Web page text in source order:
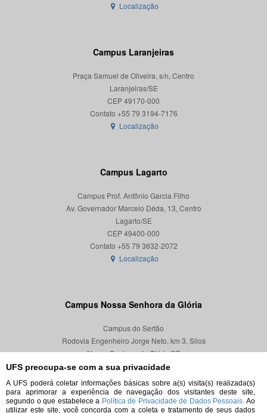
UFS preocupa-se com a sua privacidade
A UFS poderá coletar informações básicas sobre a(s) visita(s) realizada(s)
para aprimorar a experiência de navegação dos visitantes deste site,
segundo o que estabelece a Política de Privacidade de Dados Pessoais. Ao
utilizar este site, você concorda com a coleta e tratamento de seus dados
Localização
Campus Laranjeiras
Praça Samuel de Oliveira, s/n, Centro
Laranjeiras/SE
CEP 49170-000
Localização
Campus Lagarto
Campus Prof. Antônio Garcia Filho
Av. Governador Marcelo Déda, 13, Centro
Lagarto/SE
CEP 49400-000
Localização
Campus Nossa Senhora da Glória
Campus do Sertão
Rodovia Engenheiro Jorge Neto, km 3, Silos
Nossa Senhora da Glória/SE
CEP 49680-000
Localização